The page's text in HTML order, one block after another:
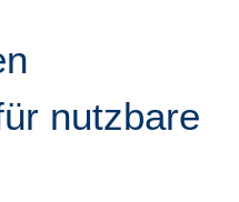
nutzbare